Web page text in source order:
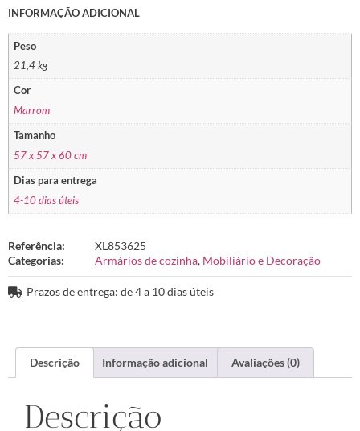
INFORMAÇÃO ADICIONAL
Peso
21,4 kg
Cor
Marrom
Tamanho
57 x 57 x 60 cm
Dias para entrega
4-10 dias úteis
Referência:
XL853625
Categorias:
Armários de cozinha, Mobiliário e Decoração
Prazos de entrega: de 4 a 10 dias úteis
Descrição Informação adicional Avaliações (0)
Descrição